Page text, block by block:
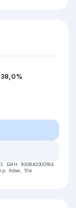
БИН: 930940000164.
Абая, 10в.